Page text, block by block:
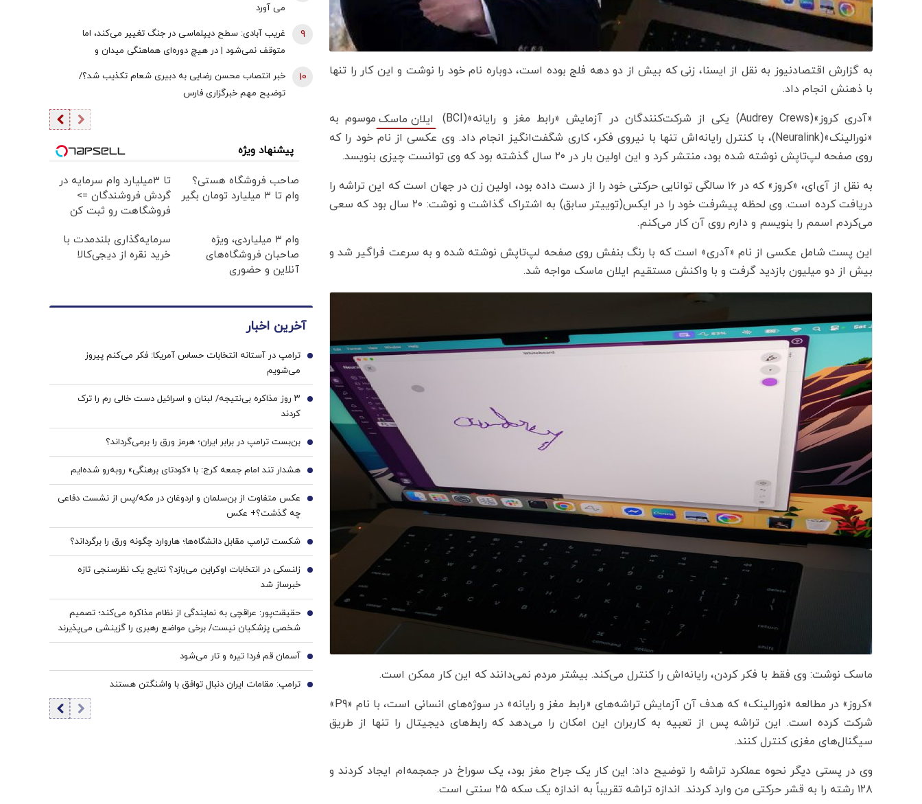
به گزارش اقتصادنیوز به نقل از ایسنا، زنی که بیش از دو دهه فلج بوده است، دوباره نام خود را نوشت و این کار را تنها
با ذهنش انجام داد.
«آدری کروز»(Audrey Crews) یکی از شرکت‌کنندگان در آزمایش «رابط مغز و رایانه»(BCI)
ایلان ماسک موسوم به
«نورالینک»(Neuralink)، با کنترل رایانه‌اش تنها با نیروی فکر، کاری شگفت‌انگیز انجام داد. وی عکسی از نام خود را که
روی صفحه لپ‌تاپش نوشته شده بود، منتشر کرد و این اولین بار در ۲۰ سال گذشته بود که وی توانست چیزی بنویسد.
به نقل از آی‌ای، «کروز» که در ۱۶ سالگی توانایی حرکتی خود را از دست داده بود، اولین زن در جهان است که این تراشه را
دریافت کرده است. وی لحظه پیشرفت خود را در ایکس(توییتر سابق) به اشتراک گذاشت و نوشت: ۲۰ سال بود که سعی
می‌کردم اسمم را بنویسم و دارم روی آن کار می‌کنم.
این پست شامل عکسی از نام «آدری» است که با رنگ بنفش روی صفحه لپ‌تاپش نوشته شده و به سرعت فراگیر شد و
بیش از دو میلیون بازدید گرفت و با واکنش مستقیم ایلان ماسک مواجه شد.
ماسک نوشت: وی فقط با فکر کردن، رایانه‌اش را کنترل می‌کند. بیشتر مردم نمی‌دانند که این کار ممکن است.
«کروز» در مطالعه «نورالینک» که هدف آن آزمایش تراشه‌های «رابط مغز و رایانه» در سوژه‌های انسانی است، با نام «P9»
شرکت کرده است. این تراشه پس از تعبیه به کاربران این امکان را می‌دهد که رابط‌های دیجیتال را تنها از طریق
سیگنال‌های مغزی کنترل کنند.
وی در پستی دیگر نحوه عملکرد تراشه را توضیح داد: این کار یک جراح مغز بود، یک سوراخ در جمجمه‌ام ایجاد کردند و
۱۲۸ رشته را به قشر حرکتی من وارد کردند. اندازه تراشه تقریباً به اندازه یک سکه ۲۵ سنتی است.
می آورد
غریب آبادی: سطح دیپلماسی در جنگ تغییر می‌کند، اما
متوقف نمی‌شود | در هیچ دوره‌ای هماهنگی میدان و
ادبیاتمان در زمان صلح باشد؟
9
خبر انتصاب محسن رضایی به دبیری شعام تکذیب شد؟/
توضیح مهم خبرگزاری فارس
10
پیشنهاد ویژه
صاحب فروشگاه هستی؟
وام تا ۳ میلیارد تومان بگیر
تا 3میلیارد وام سرمایه در
گردش فروشندگان =>
فروشگاهت رو ثبت کن
وام ۳ میلیاردی، ویژه
صاحبان فروشگاه‌های
آنلاین و حضوری
سرمایه‌گذاری بلندمدت با
خرید نقره از دیجی‌کالا
آخرین اخبار
ترامپ در آستانه انتخابات حساس آمریکا: فکر می‌کنم پیروز
می‌شویم
1
۳ روز مذاکره بی‌نتیجه/ لبنان و اسرائیل دست خالی رم را ترک
کردند
2
بن‌بست ترامپ در برابر ایران؛ هرمز ورق را برمی‌گرداند؟ 3
هشدار تند امام جمعه کرج: با «کودتای برهنگی» روبه‌رو شده‌ایم 4
عکس متفاوت از بن‌سلمان و اردوغان در مکه/پس از نشست دفاعی
چه گذشت؟+ عکس
5
شکست ترامپ مقابل دانشگاه‌ها؛ هاروارد چگونه ورق را برگرداند؟ 6
زلنسکی در انتخابات اوکراین می‌بازد؟ نتایج یک نظرسنجی تازه
خبرساز شد
7
حقیقت‌پور: عراقچی به نمایندگی از نظام مذاکره می‌کند؛ تصمیم
شخصی پزشکیان نیست/ برخی مواضع رهبری را گزینشی می‌پذیرند
8
آسمان قم فردا تیره و تار می‌شود 9
ترامپ: مقامات ایران دنبال توافق با واشنگتن هستند 10